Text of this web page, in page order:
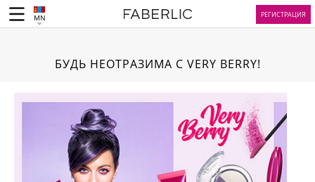
MN РЕГИСТРАЦИЯ
БУДЬ НЕОТРАЗИМА С VERY BERRY!